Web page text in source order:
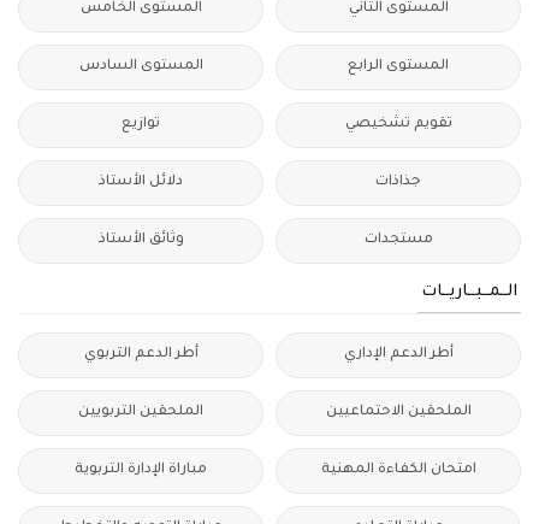
المستوى الثاني المستوى الخامس
المستوى الرابع المستوى السادس
تقويم تشخيصي توازيع
جذاذات دلائل الأستاذ
مستجدات وثائق الأستاذ
الــمــبــاريــات
أطر الدعم الإداري أطر الدعم التربوي
الملحقين الاحتماعيين الملحقين التربويين
امتحان الكفاءة المهنية مباراة الإدارة التربوية